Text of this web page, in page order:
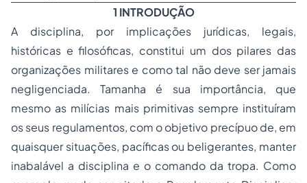
1 INTRODUÇÃO
A disciplina, por implicações jurídicas, legais,
históricas e filosóficas, constitui um dos pilares das
organizações militares e como tal não deve ser jamais
negligenciada. Tamanha é sua importância, que
mesmo as milícias mais primitivas sempre instituíram
os seus regulamentos, com o objetivo precípuo de, em
quaisquer situações, pacíficas ou beligerantes, manter
inabalável a disciplina e o comando da tropa. Como